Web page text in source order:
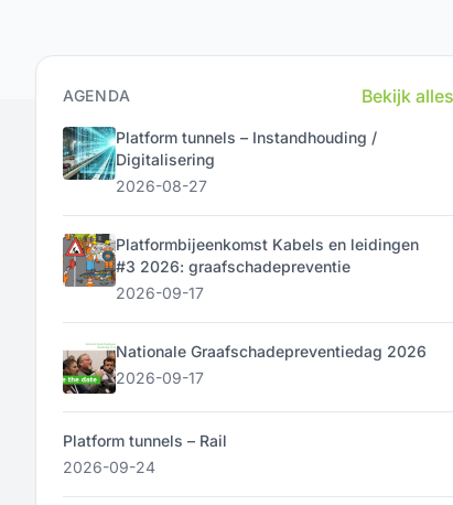
AGENDA Bekijk alles
Platform tunnels – Instandhouding /
Digitalisering
2026-08-27
Platformbijeenkomst Kabels en leidingen
#3 2026: graafschadepreventie
2026-09-17
Nationale Graafschadepreventiedag 2026
2026-09-17
Platform tunnels – Rail
2026-09-24